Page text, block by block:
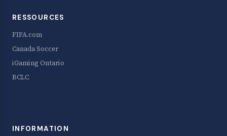
RESSOURCES
FIFA.com
Canada Soccer
iGaming Ontario
BCLC
INFORMATION